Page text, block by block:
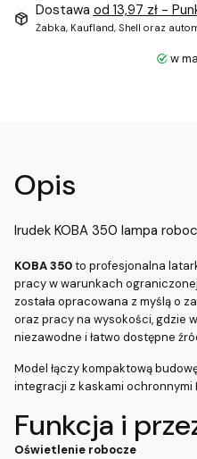
Dostawa od 13,97 zł -
Żabka, Kaufland, Shell oraz
w
Opis
Irudek KOBA 350 lampa
KOBA 350to profesjonalna
pracy w warunkach
została opracowana z myślą o
oraz pracy na wysokości, gdzie
niezawodne i łatwo dostępne
Model łączy kompaktową
integracji z kaskami ochronnymi
Funkcja i
Oświetlenie robocze